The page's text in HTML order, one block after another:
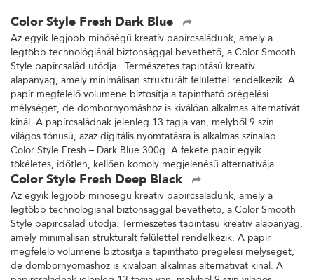
Color Style Fresh Dark Blue
Az egyik legjobb minőségű kreatív papírcsaládunk, amely a
legtöbb technológiánál biztonsággal bevethető, a Color Smooth
Style papírcsalád utódja. Természetes tapintású kreatív
alapanyag, amely minimálisan strukturált felülettel rendelkezik. A
papír megfelelő volumene biztosítja a tapintható prégelési
mélységet, de dombornyomáshoz is kiválóan alkalmas alternatívát
kínál. A papírcsaládnak jelenleg 13 tagja van, melyből 9 szín
világos tónusú, azaz digitális nyomtatásra is alkalmas színalap.
Color Style Fresh – Dark Blue 300g. A fekete papír egyik
tökéletes, időtlen, kellően komoly megjelenésű alternatívája.
Color Style Fresh Deep Black
Az egyik legjobb minőségű kreatív papírcsaládunk, amely a
legtöbb technológiánál biztonsággal bevethető, a Color Smooth
Style papírcsalád utódja. Természetes tapintású kreatív alapanyag,
amely minimálisan strukturált felülettel rendelkezik. A papír
megfelelő volumene biztosítja a tapintható prégelési mélységet,
de dombornyomáshoz is kiválóan alkalmas alternatívát kínál. A